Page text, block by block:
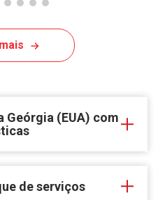
Geórgia (EUA) com
de serviços